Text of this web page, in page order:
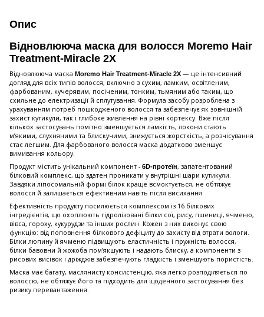
Опис
Відновлююча маска для волосся Moremo Hair
Treatment-Miracle 2X
Відновлююча маска Moremo Hair Treatment-Miracle 2X — це інтенсивний
догляд для всіх типів волосся, включно з сухим, ламким, освітленим,
фарбованим, кучерявим, посіченим, тонким, тьмяним або таким, що
схильне до електризації й сплутування. Формула засобу розроблена з
урахуванням потреб пошкодженого волосся та забезпечує як зовнішній
захист кутикули, так і глибоке живлення на рівні кортексу. Вже після
кількох застосувань помітно зменшується ламкість, локони стають
м’якими, слухняними та блискучими, знижується жорсткість, а розчісування
стає легшим. Для фарбованого волосся маска додатково зменшує
вимивання кольору.
Продукт містить унікальний компонент - 6D-протеїн, запатентований
білковий комплекс, що здатен проникати у внутрішні шари кутикули.
Завдяки ліпосомальній формі білок краще всмоктується, не обтяжує
волосся й залишається ефективним навіть після висихання.
Ефективність продукту посилюється комплексом із 16 білкових
інгредієнтів, що охоплюють гідролізовані білки сої, рису, пшениці, ячменю,
вівса, гороху, кукурудзи та інших рослин. Кожен з них виконує свою
функцію: від поповнення білкового дефіциту до захисту від втрати вологи.
Білки люпину й ячменю підвищують еластичність і пружність волосся,
білки бавовни й жожоба пом’якшують і надають блиску, а компоненти з
рисових висівок і дріжджів забезпечують гладкість і зменшують пористість.
Маска має багату, маслянисту консистенцію, яка легко розподіляється по
волоссю, не обтяжує його та підходить для щоденного застосування без
ризику перевантаження.